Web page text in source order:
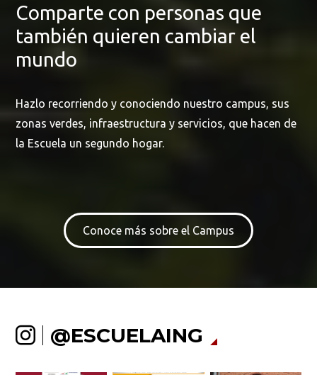
Comparte con personas que
también quieren cambiar el
mundo
Hazlo recorriendo y conociendo nuestro campus, sus
zonas verdes, infraestructura y servicios, que hacen de
la Escuela un segundo hogar.
Conoce más sobre el Campus
@ESCUELAING